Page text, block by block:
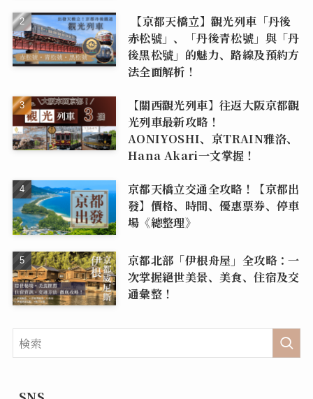
【京都天橋立】觀光列車「丹後
赤松號」、「丹後青松號」與「丹
後黑松號」的魅力、路線及預約方
法全面解析！
【關西觀光列車】往返大阪京都觀
光列車最新攻略！
AONIYOSHI、京TRAIN雅洛、
Hana Akari一文掌握！
京都天橋立交通全攻略！【京都出
發】價格、時間、優惠票券、停車
場《總整理》
京都北部「伊根舟屋」全攻略：一
次掌握絕世美景、美食、住宿及交
通彙整！